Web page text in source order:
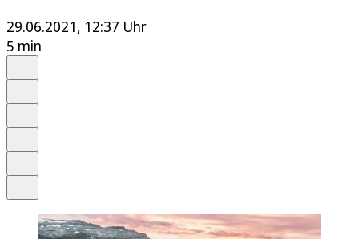
29.06.2021, 12:37 Uhr
5 min